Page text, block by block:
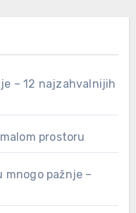
– 12 najzahvalnijih
prostoru
mnogo pažnje –